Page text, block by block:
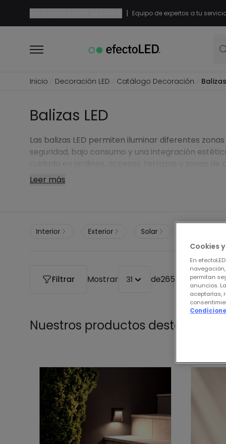
| Equipo de expertos a tu
Inicio Decoración LED Catálogo Decoración
Balizas LED
Las balizas LED permiten iluminar diferentes
seguridad, bajo consumo y una integración
Leer más
Interior Exterior Solar
Filtrar Mostrar 31 de265 productos
Nuestros productos destacados
Cookies
En
permitan
anuncios.
aceptarlas,